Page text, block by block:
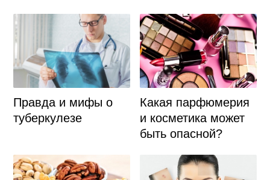
Правда и мифы о
туберкулезе
Какая парфюмерия
и косметика может
быть опасной?